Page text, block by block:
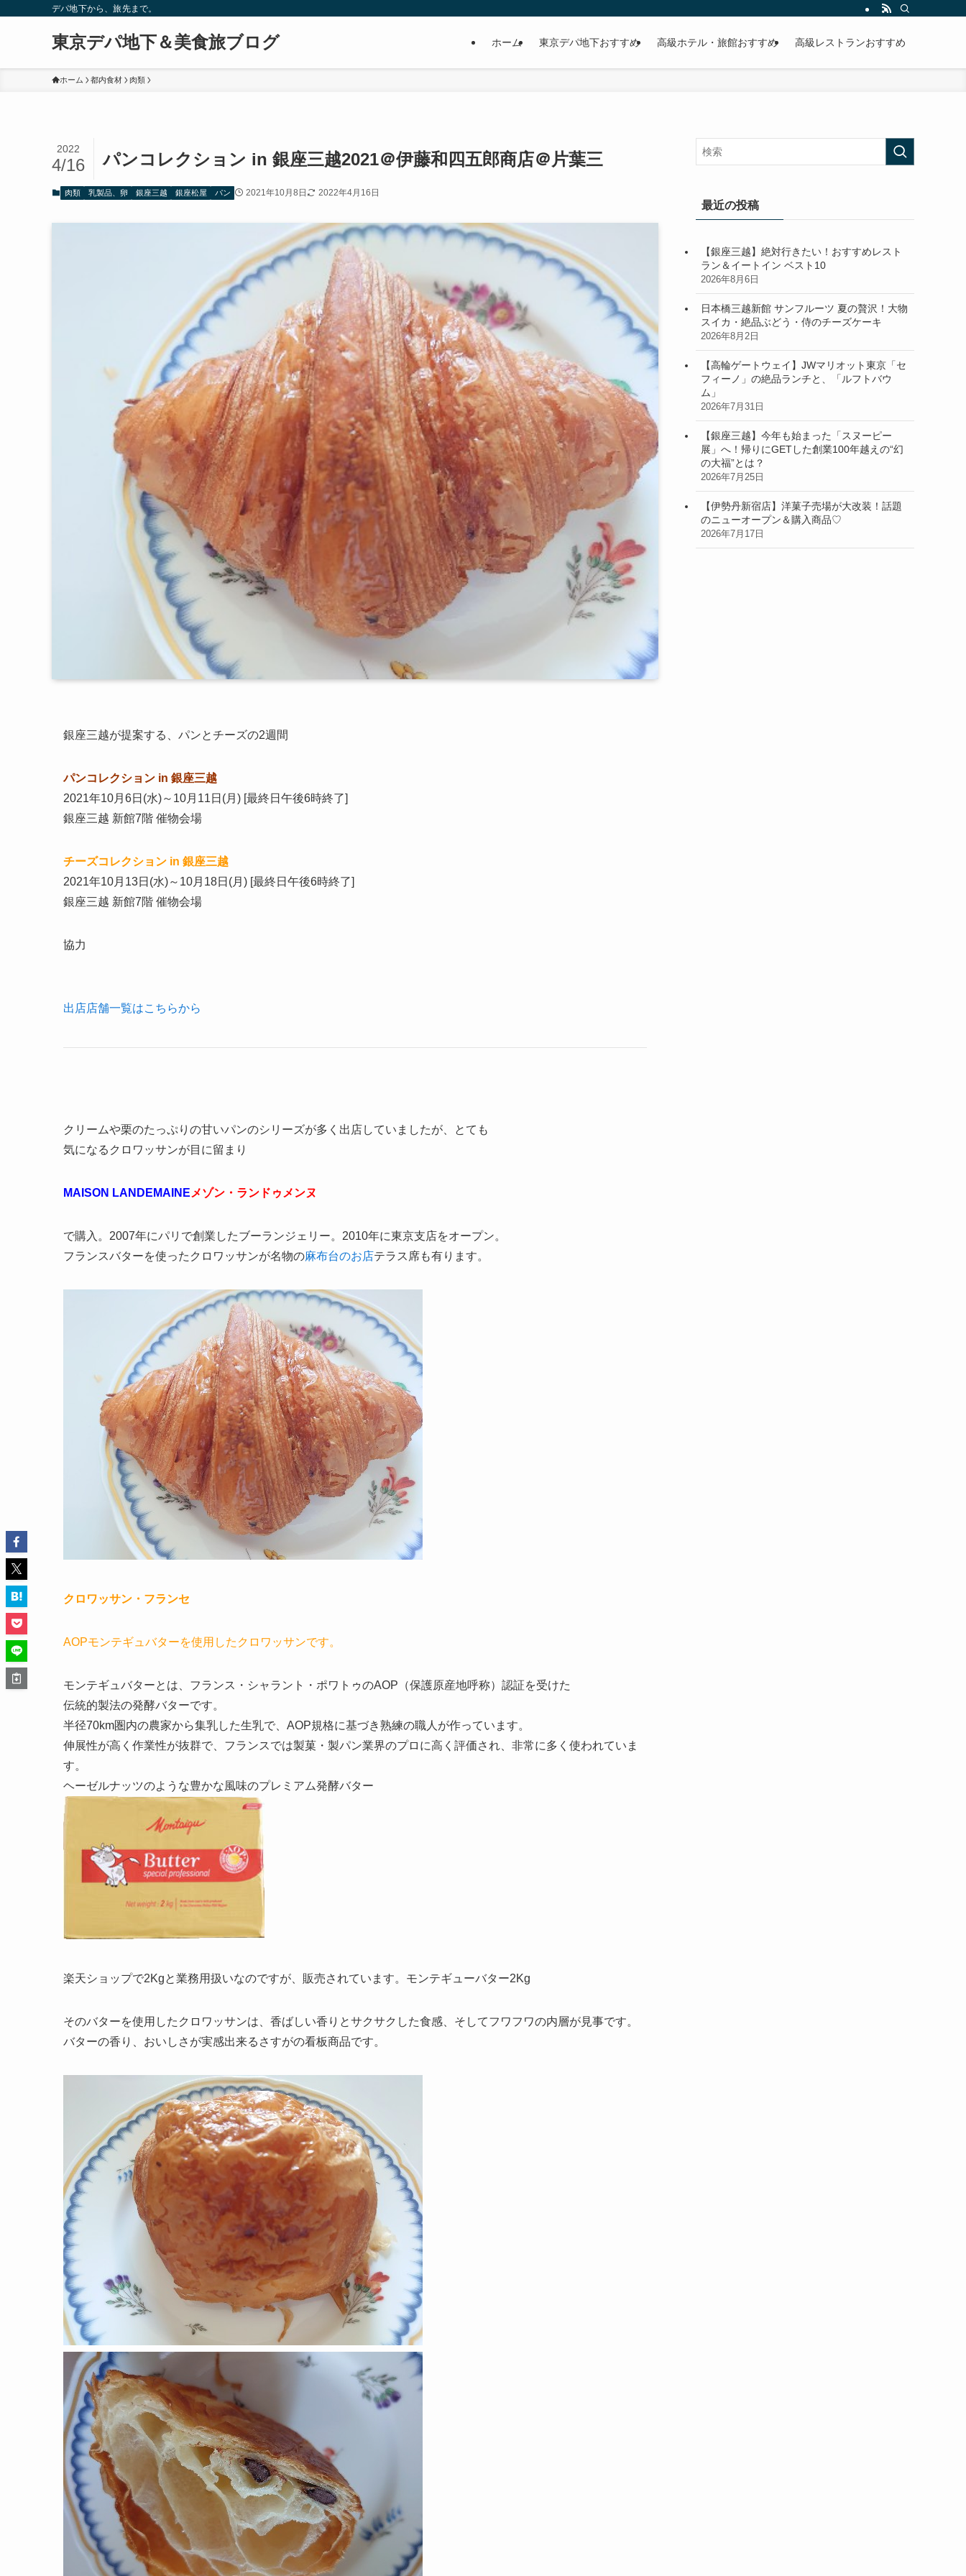
デパ地下から、旅先まで。
東京デパ地下＆美食旅ブログ ホーム 東京デパ地下おすすめ 高級ホテル・旅館おすすめ 高級レストランおすすめ
ホーム 都内食材 肉類
パンコレクション in 銀座三越2021＠伊藤和四五郎商店＠片葉三
2022
4/16
肉類 乳製品、卵 銀座三越 銀座松屋 パン 2021年10月8日 2022年4月16日
銀座三越が提案する、パンとチーズの2週間
パンコレクション in 銀座三越
2021年10月6日(水)～10月11日(月) [最終日午後6時終了]
銀座三越 新館7階 催物会場
チーズコレクション in 銀座三越
2021年10月13日(水)～10月18日(月) [最終日午後6時終了]
銀座三越 新館7階 催物会場
協力
出店店舗一覧はこちらから
クリームや栗のたっぷりの甘いパンのシリーズが多く出店していましたが、とても
気になるクロワッサンが目に留まり
MAISON LANDEMAINE メゾン・ランドゥメンヌ
で購入。2007年にパリで創業したブーランジェリー。2010年に東京支店をオープン。
フランスバターを使ったクロワッサンが名物の麻布台のお店テラス席も有ります。
クロワッサン・フランセ
AOPモンテギュバターを使用したクロワッサンです。
モンテギュバターとは、フランス・シャラント・ポワトゥのAOP（保護原産地呼称）認証を受けた
伝統的製法の発酵バターです。
半径70km圏内の農家から集乳した生乳で、AOP規格に基づき熟練の職人が作っています。
伸展性が高く作業性が抜群で、フランスでは製菓・製パン業界のプロに高く評価され、非常に多く使われていま
す。
ヘーゼルナッツのような豊かな風味のプレミアム発酵バター
楽天ショップで2Kgと業務用扱いなのですが、販売されています。モンテギューバター2Kg
そのバターを使用したクロワッサンは、香ばしい香りとサクサクした食感、そしてフワフワの内層が見事です。
バターの香り、おいしさが実感出来るさすがの看板商品です。
最近の投稿
【銀座三越】絶対行きたい！おすすめレスト
ラン＆イートイン ベスト10
2026年8月6日
日本橋三越新館 サンフルーツ 夏の贅沢！大物
スイカ・絶品ぶどう・侍のチーズケーキ
2026年8月2日
【高輪ゲートウェイ】JWマリオット東京「セ
フィーノ」の絶品ランチと、「ルフトバウ
ム」
2026年7月31日
【銀座三越】今年も始まった「スヌーピー
展」へ！帰りにGETした創業100年越えの“幻
の大福”とは？
2026年7月25日
【伊勢丹新宿店】洋菓子売場が大改装！話題
のニューオープン＆購入商品♡
2026年7月17日